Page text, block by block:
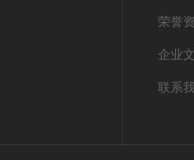
荣誉
企业
联系